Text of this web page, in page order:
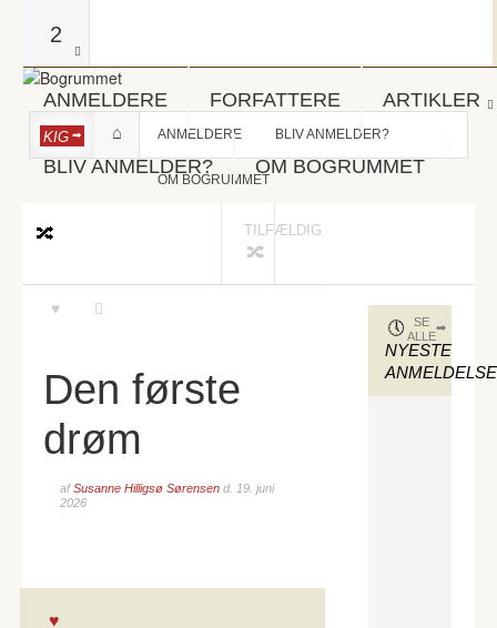
2
ANMELDERE FORFATTERE ARTIKLER
BLIV ANMELDER? OM BOGRUMMET
KIG ANMELDERE BLIV ANMELDER?
OM BOGRUMMET
TILFÆLDIG
Den første
drøm
afSusanne Hilligsø Sørensen d. 19. juni
2026
NYESTE
SE
ALLE